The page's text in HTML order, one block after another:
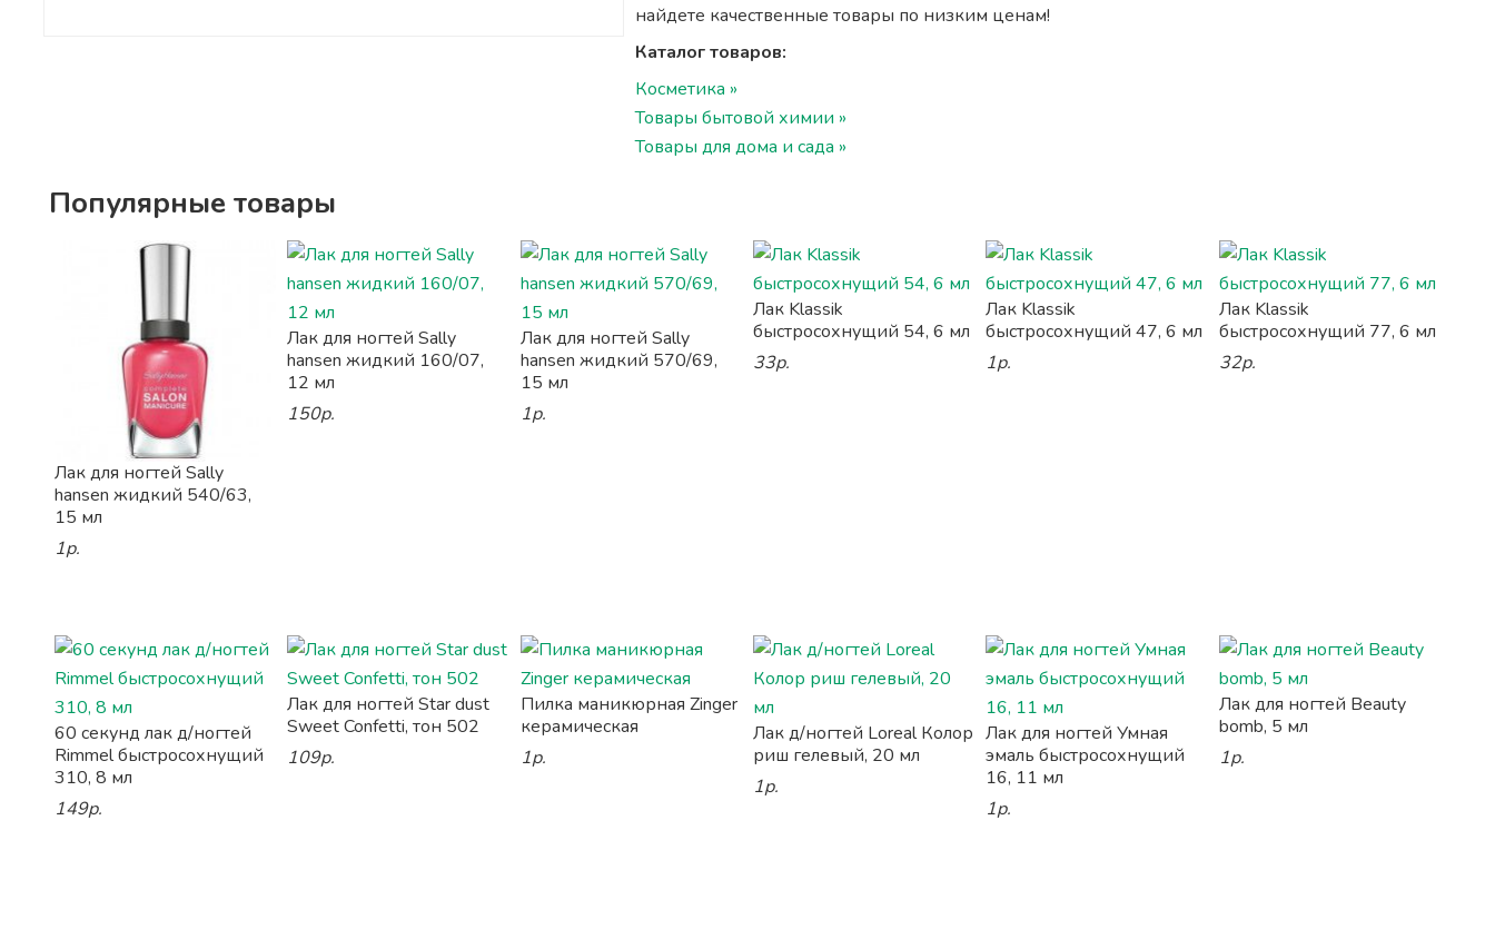
найдете качественные товары по низким ценам!
Каталог товаров:
Косметика »
Товары бытовой химии »
Товары для дома и сада »
Популярные товары
Лак для ногтей Sally
hansen жидкий 540/63,
15 мл
1р.
Лак для ногтей Sally
hansen жидкий 160/07,
12 мл
150р.
Лак для ногтей Sally
hansen жидкий 570/69,
15 мл
1р.
Лак Klassik
быстросохнущий 54, 6 мл
33р.
Лак Klassik
быстросохнущий 47, 6 мл
1р.
Лак Klassik
быстросохнущий 77, 6 мл
32р.
60 секунд лак д/ногтей
Rimmel быстросохнущий
310, 8 мл
149р.
Лак для ногтей Star dust
Sweet Confetti, тон 502
109р.
Пилка маникюрная Zinger
керамическая
1р.
Лак д/ногтей Loreal Колор
риш гелевый, 20 мл
1р.
Лак для ногтей Умная
эмаль быстросохнущий
16, 11 мл
1р.
Лак для ногтей Beauty
bomb, 5 мл
1р.